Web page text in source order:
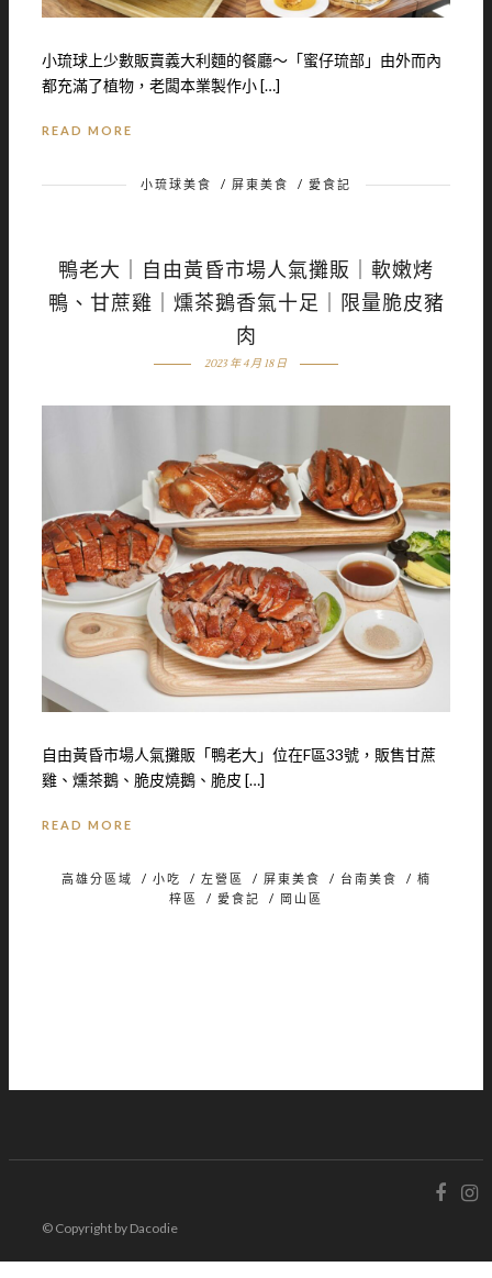
小琉球上少數販賣義大利麵的餐廳～「蜜仔琉部」由外而內
都充滿了植物，老闆本業製作小 […]
READ MORE
小琉球美食 / 屏東美食 / 愛食記
鴨老大｜自由黃昏市場人氣攤販｜軟嫩烤
鴨、甘蔗雞｜燻茶鵝香氣十足｜限量脆皮豬
肉
2023 年 4 月 18 日
自由黃昏市場人氣攤販「鴨老大」位在F區33號，販售甘蔗
雞、燻茶鵝、脆皮燒鵝、脆皮 […]
READ MORE
高雄分區域 / 小吃 / 左營區 / 屏東美食 / 台南美食 / 楠
梓區
/ 愛食記 / 岡山區
© Copyright by Dacodie